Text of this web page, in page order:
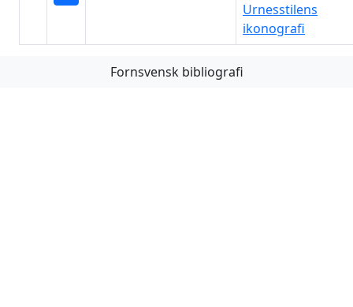
Urnesstilens
ikonografi
Föregående Nästa
Fornsvensk bibliografi